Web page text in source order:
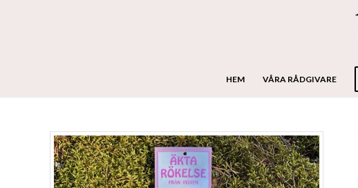
HEM VÅRA RÅDGIVARE